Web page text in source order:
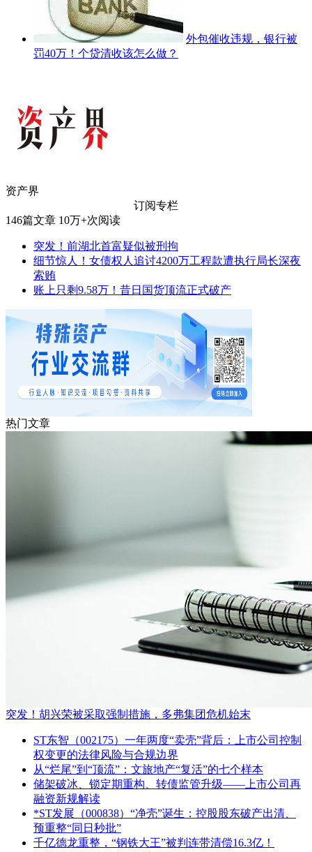
外包催收违规，银行被
罚40万！个贷清收该怎么做？
资产界
订阅专栏
146篇文章 10万+次阅读
突发！前湖北首富疑似被刑拘
细节惊人！女债权人追讨4200万工程款遭执行局长深夜
索贿
账上只剩9.58万！昔日国货顶流正式破产
热门文章
突发！胡兴荣被采取强制措施，多弗集团危机始末
ST东智（002175）一年两度“卖壳”背后：上市公司控制
权变更的法律风险与合规边界
从“烂尾”到“顶流”：文旅地产“复活”的七个样本
储架破冰、锁定期重构、转债监管升级——上市公司再
融资新规解读
*ST发展（000838）“净壳”诞生：控股股东破产出清、
预重整“同日秒批”
千亿德龙重整，“钢铁大王”被判连带清偿16.3亿！